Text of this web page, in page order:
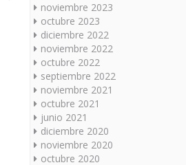
noviembre 2023
octubre 2023
diciembre 2022
noviembre 2022
octubre 2022
septiembre 2022
noviembre 2021
octubre 2021
junio 2021
diciembre 2020
noviembre 2020
octubre 2020